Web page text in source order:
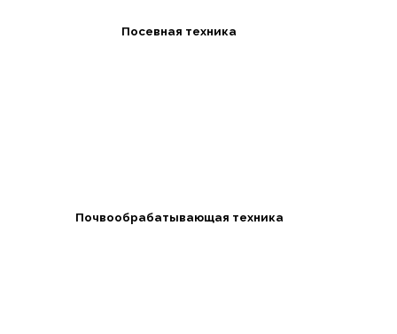
Посевная техника
Почвообрабатывающая техника